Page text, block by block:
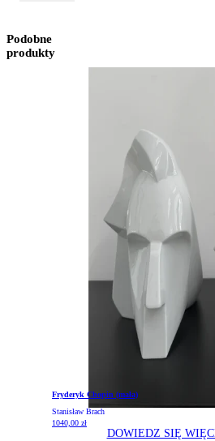
Podobne
produkty
Fryderyk Chopin (mała)
Stanisław Brach
1040,00 zł
DOWIEDZ SIĘ